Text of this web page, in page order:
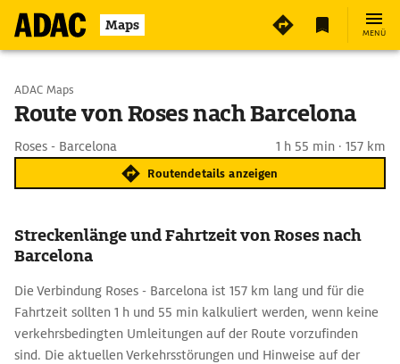
Maps MENÜ
Start wählen
ADAC Maps
Route von Roses nach Barcelona
Roses - Barcelona 1 h 55 min · 157 km
Routendetails anzeigen
Streckenlänge und Fahrtzeit von Roses nach
Barcelona
Die Verbindung Roses - Barcelona ist 157 km lang und für die
Fahrtzeit sollten 1 h und 55 min kalkuliert werden, wenn keine
verkehrsbedingten Umleitungen auf der Route vorzufinden
sind. Die aktuellen Verkehrsstörungen und Hinweise auf der